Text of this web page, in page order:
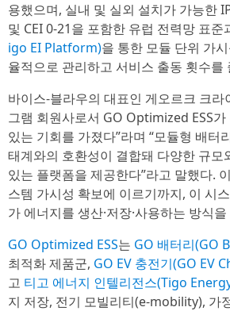
용했으며, 실내 및 실외 설치가 가능한
및 CEI 0-21을 포함한 유럽 전력망 표
igo EI Platform)을 통한 모듈 단위 가
율적으로 관리하고 서비스 출동 횟수를
바이스-블라우의 대표인 게오르크 크
그램 회원사로서 GO Optimized ESS
있는 기회를 가졌다”라며 “모듈형 배
태계와의 호환성이 결합돼 다양한 규
있는 플랫폼을 제공한다”라고 말했다.
스템 가시성 확보에 이르기까지, 이 시
가 에너지를 생산·저장·사용하는 방식
GO Optimized ESS는 GO 배터리(GO
최적화 제품군, GO EV 충전기(GO EV
고 티고 에너지 인텔리전스(Tigo
지 저장, 전기 모빌리티(e-mobility), 가